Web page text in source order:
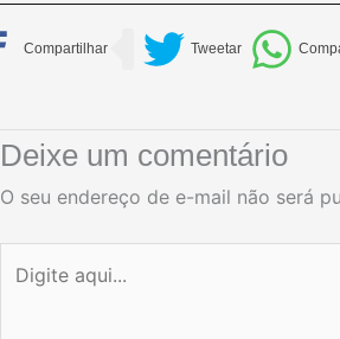
Deixe um comentário
O seu endereço de e-mail não será
aqui...